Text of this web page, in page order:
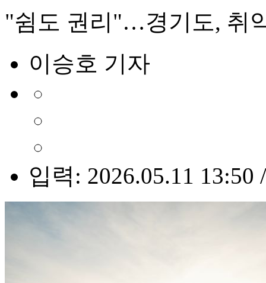
"쉼도 권리"…경기도, 취
이승호 기자
입력: 2026.05.11 13:50